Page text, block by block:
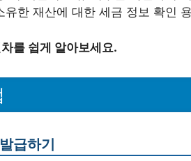
유한 재산에 대한 세금 정보 확인
를 쉽게 알아보세요.
급하기